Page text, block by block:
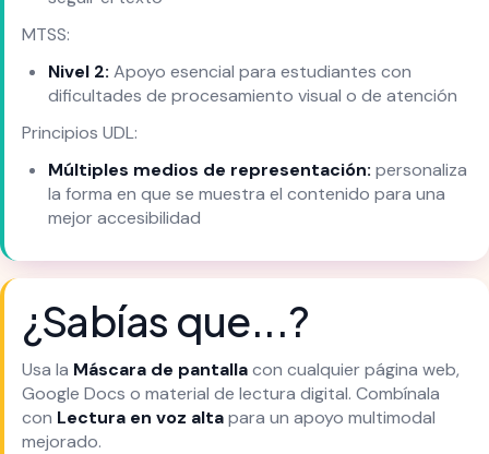
MTSS:
Nivel 2: Apoyo esencial para estudiantes con
dificultades de procesamiento visual o de atención
Principios UDL:
Múltiples medios de representación: personaliza
la forma en que se muestra el contenido para una
mejor accesibilidad
¿Sabías que...?
Usa la Máscara de pantallacon cualquier página web,
Google Docs o material de lectura digital. Combínala
con Lectura en voz altapara un apoyo multimodal
mejorado.